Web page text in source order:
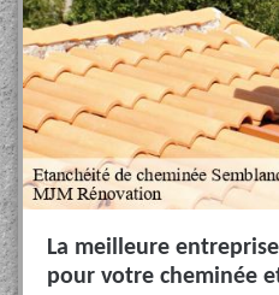
La meilleure
pour votre cheminée